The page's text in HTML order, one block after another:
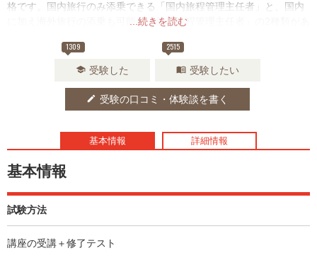
...続きを読む
格です。国内旅行のみ添乗できる「国内旅程管理主任者」と、国内
に加え海外旅行の添乗も可能な「総合旅程管理主任者」の2種類があ
1309
school 受験した
2515
menu_book 受験したい
edit 受験の口コミ・体験談を書く
基本情報 詳細情報
基本情報
試験方法
講座の受講＋修了テスト